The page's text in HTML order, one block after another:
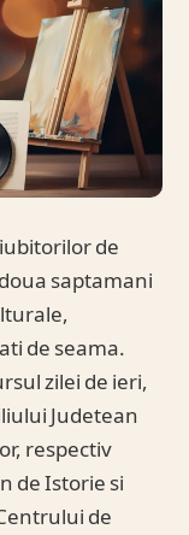
de
saptamani
de seama.
zilei de ieri,
Judetean
respectiv
de Istorie si
de